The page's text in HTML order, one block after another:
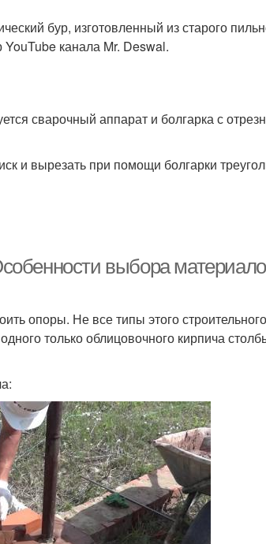
бур, изготовленный из старого
канала Mr. Deswal.
сварочный аппарат и болгарка с
и вырезать при помощи болгарки
выбора
опоры. Не все типы этого
только облицовочного кирпича